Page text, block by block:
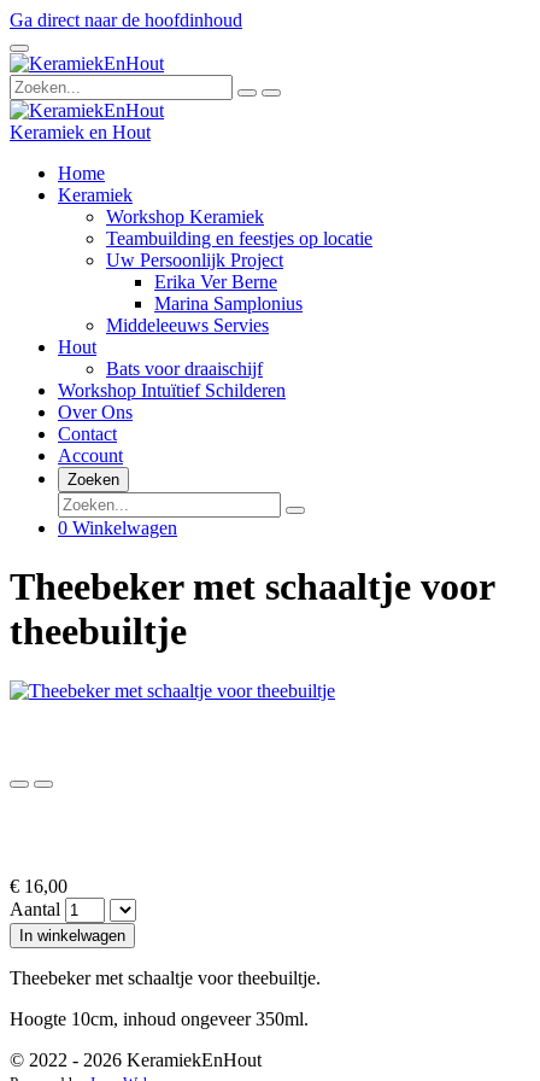
Ga direct naar de hoofdinhoud
Keramiek en Hout
Home
Keramiek
Workshop Keramiek
Teambuilding en feestjes op locatie
Uw Persoonlijk Project
Erika Ver Berne
Marina Samplonius
Middeleeuws Servies
Hout
Bats voor draaischijf
Workshop Intuïtief Schilderen
Over Ons
Contact
Account
Zoeken
0 Winkelwagen
Theebeker met schaaltje voor
theebuiltje
€ 16,00
Aantal
In winkelwagen
Theebeker met schaaltje voor theebuiltje.
Hoogte 10cm, inhoud ongeveer 350ml.
© 2022 - 2026 KeramiekEnHout